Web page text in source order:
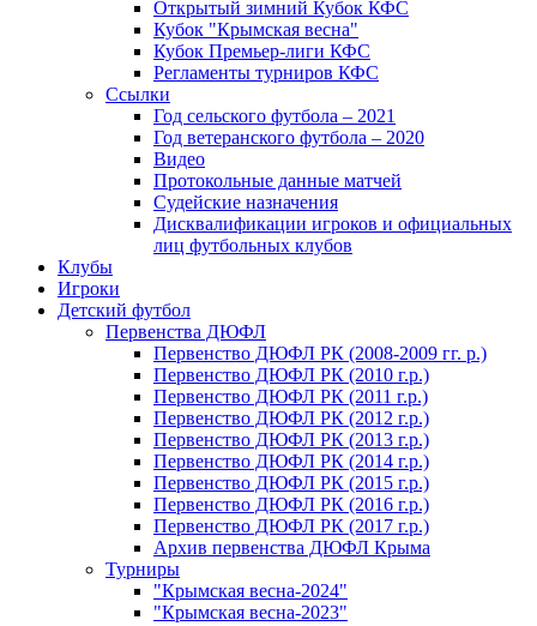
Открытый зимний Кубок КФС
Кубок "Крымская весна"
Кубок Премьер-лиги КФС
Регламенты турниров КФС
Ссылки
Год сельского футбола – 2021
Год ветеранского футбола – 2020
Видео
Протокольные данные матчей
Судейские назначения
Дисквалификации игроков и официальных
лиц футбольных клубов
Клубы
Игроки
Детский футбол
Первенства ДЮФЛ
Первенство ДЮФЛ РК (2008-2009 гг. р.)
Первенство ДЮФЛ РК (2010 г.р.)
Первенство ДЮФЛ РК (2011 г.р.)
Первенство ДЮФЛ РК (2012 г.р.)
Первенство ДЮФЛ РК (2013 г.р.)
Первенство ДЮФЛ РК (2014 г.р.)
Первенство ДЮФЛ РК (2015 г.р.)
Первенство ДЮФЛ РК (2016 г.р.)
Первенство ДЮФЛ РК (2017 г.р.)
Архив первенства ДЮФЛ Крыма
Турниры
"Крымская весна-2024"
"Крымская весна-2023"